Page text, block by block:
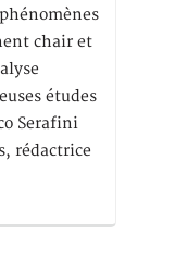
chair et
études
Serafini
rédactrice